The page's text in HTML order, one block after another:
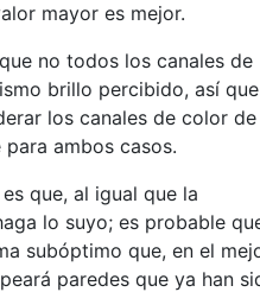
mayor es mejor.
no todos los canales de
brillo percibido, así
los canales de color de
ambos casos.
que, al igual que la
lo suyo; es probable
subóptimo que, en el
paredes que ya han